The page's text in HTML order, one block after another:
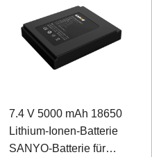
7.4 V 5000 mAh 18650
Lithium-Ionen-Batterie
SANYO-Batterie für